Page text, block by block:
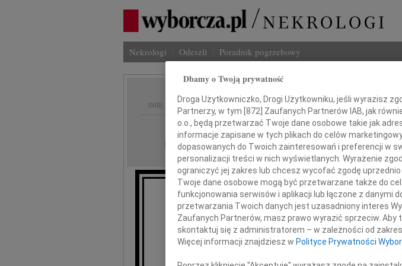
Nekrologi Odeszli Poradnik pogrzebowy
IMIĘ I NAZWISKO:
REGION: Kraków
DATA EMISJI: 05.02.2019
dr inż.
Stefan Patyk
Dbamy o Twoją prywatność
Droga Użytkowniczko, Drogi Użytkowniku, jeśli wyrazisz
Partnerzy, w tym [ 872 ] Zaufanych Partnerów IAB, jak
o.o., będą przetwarzać Twoje dane osobowe takie jak
informacje zapisane w tych plikach do celów
dopasowanych do Twoich zainteresowań i preferencji w
personalizacji treści w nich wyświetlanych. Wyrażenie
ograniczyć jej zakres lub chcesz wycofać zgodę
Twoje dane osobowe mogą być przetwarzane także do
funkcjonowania serwisów i aplikacji lub łączone z danymi
przetwarzania Twoich danych jest uzasadniony interes
Zaufanych Partnerów, masz prawo wyrazić sprzeciw. Aby
skontaktuj się z administratorem – w zależności od
Więcej informacji znajdziesz w Polityce Prywatności